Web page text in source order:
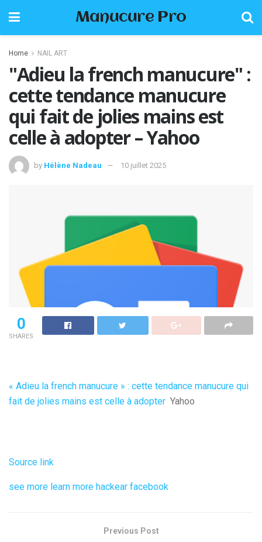
Manucure Pro
Home NAIL ART
"Adieu la french manucure" :
cette tendance manucure
qui fait de jolies mains est
celle à adopter – Yahoo
by Hélène Nadeau 10 juillet 2025
0
SHARES
« Adieu la french manucure » : cette tendance manucure qui
fait de jolies mains est celle à adopter Yahoo
Source link
see more learn more hackear facebook
Previous Post